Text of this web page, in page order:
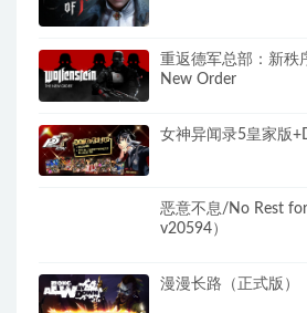
重返德军总部：新秩
New Order
女神异闻录5皇家版
恶意不息/No Rest
v20594）
漫漫长路（正式版）